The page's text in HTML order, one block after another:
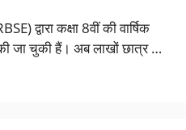
द्वारा कक्षा 8वीं की वार्षिक
जा चुकी हैं। अब लाखों छात्र …